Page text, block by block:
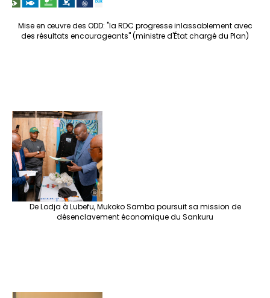
Mise en œuvre des ODD: "la RDC progresse inlassablement avec
des résultats encourageants" (ministre d'État chargé du Plan)
De Lodja à Lubefu, Mukoko Samba poursuit sa mission de
désenclavement économique du Sankuru